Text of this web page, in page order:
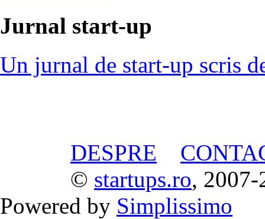
Jurnal start-up
Un jurnal de start-up scris
DESPRE
© startups.ro, 2007-
Powered by Simplissimo